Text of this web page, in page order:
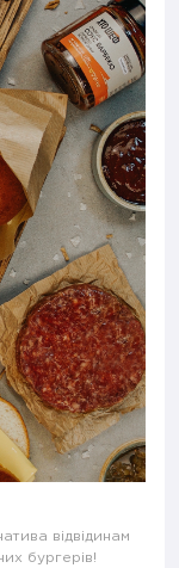
відвідинам
бургерів!